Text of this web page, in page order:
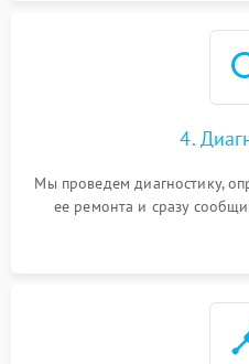
4.
Мы проведем диагностику,
ее ремонта и сразу